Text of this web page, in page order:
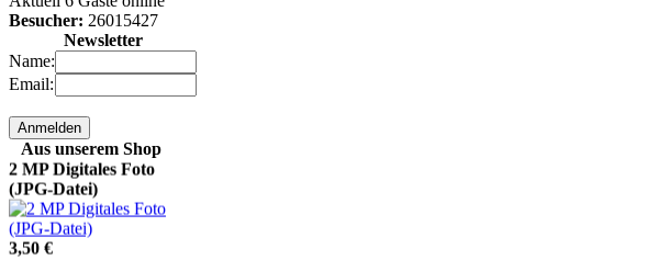
Besucher: 26015427
Newsletter
Name:
Email:
Aus unserem Shop
(JPG-Datei)
9,50 €
bestellen
2 MP Digitales Foto
(JPG-Datei)
3,50 €
bestellen